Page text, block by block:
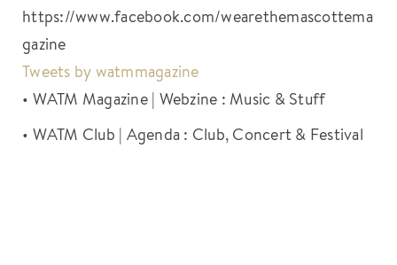
https://www.facebook.com/wearethemascottema
gazine
Tweets by watmmagazine
• WATM Magazine | Webzine : Music & Stuff
• WATM Club | Agenda : Club, Concert & Festival